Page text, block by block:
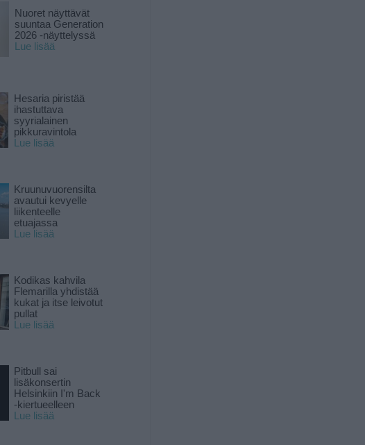
Nuoret näyttävät
suuntaa Generation
2026 -näyttelyssä
Lue lisää
Hesaria piristää
ihastuttava
syyrialainen
pikkuravintola
Lue lisää
Kruunuvuorensilta
avautui kevyelle
liikenteelle
etuajassa
Lue lisää
Kodikas kahvila
Flemarilla yhdistää
kukat ja itse leivotut
pullat
Lue lisää
Pitbull sai
lisäkonsertin
Helsinkiin I'm Back
-kiertueelleen
Lue lisää